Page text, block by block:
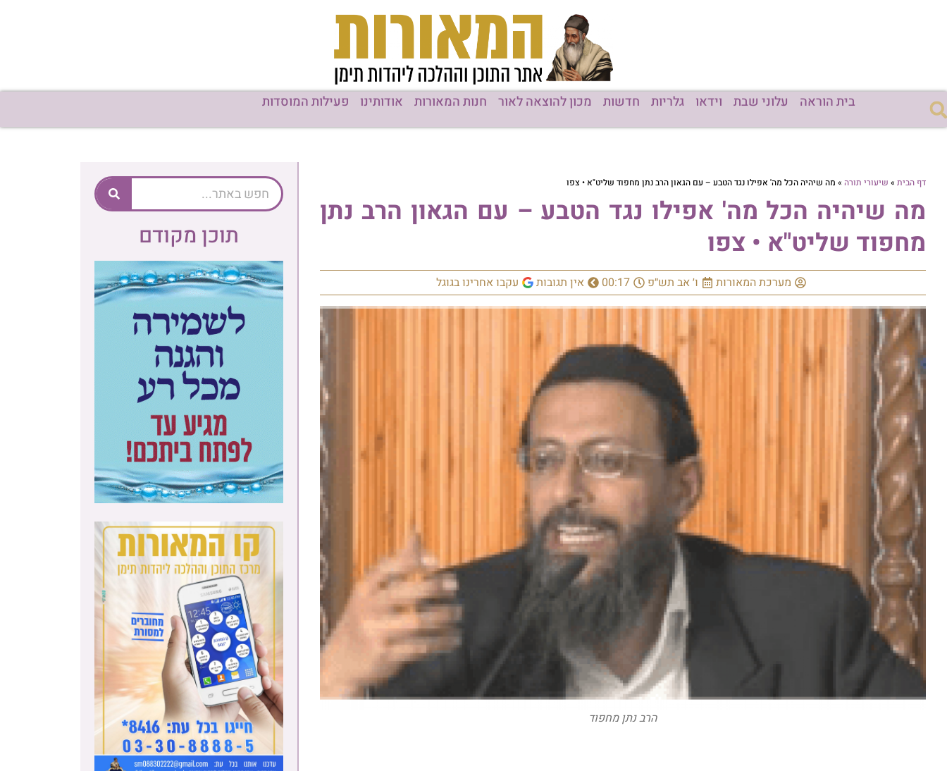
בית הוראה עלוני שבת וידאו גלריות חדשות מכון להוצאה לאור חנות המאורות אודותינו פעילות המוסדות
דף הבית » שיעורי תורה » מה שיהיה הכל מה' אפילו נגד הטבע – עם הגאון הרב נתן מחפוד שליט"א • צפו
מה שיהיה הכל מה' אפילו נגד הטבע – עם הגאון הרב נתן
מחפוד שליט"א • צפו
מערכת המאורות ו׳ אב תש״פ 00:17 אין תגובות עקבו אחרינו בגוגל
הרב נתן מחפוד
תוכן מקודם